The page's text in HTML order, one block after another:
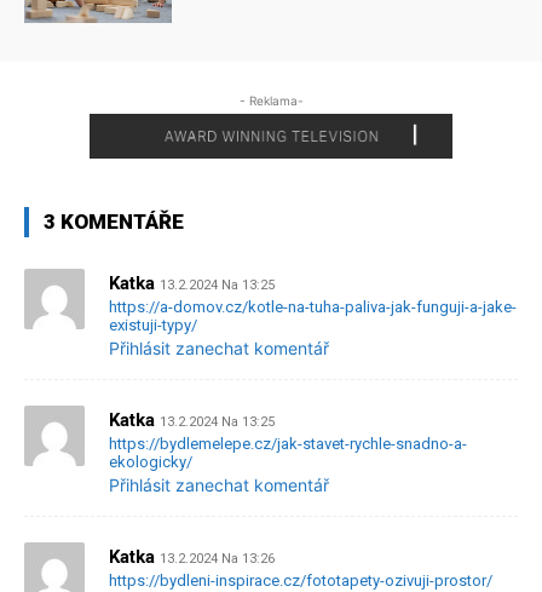
- Reklama-
3 KOMENTÁŘE
Katka 13.2.2024 Na 13:25
https://a-domov.cz/kotle-na-tuha-paliva-jak-funguji-a-jake-
existuji-typy/
Přihlásit zanechat komentář
Katka 13.2.2024 Na 13:25
https://bydlemelepe.cz/jak-stavet-rychle-snadno-a-
ekologicky/
Přihlásit zanechat komentář
Katka 13.2.2024 Na 13:26
https://bydleni-inspirace.cz/fototapety-ozivuji-prostor/